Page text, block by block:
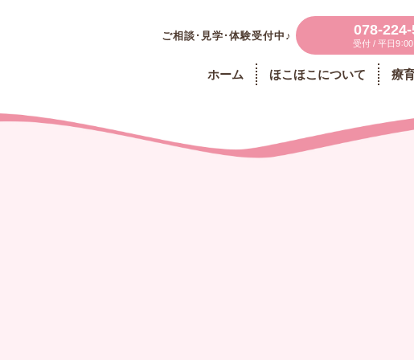
インスタグ
ホーム ほこほこについて 療
ご相談・見学・体験受付中♪ 078-
受付 / 平日9：00